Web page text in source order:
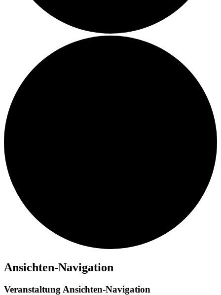
Veranstaltungen
Ansichten-Navigation
Veranstaltung Ansichten-Navigation